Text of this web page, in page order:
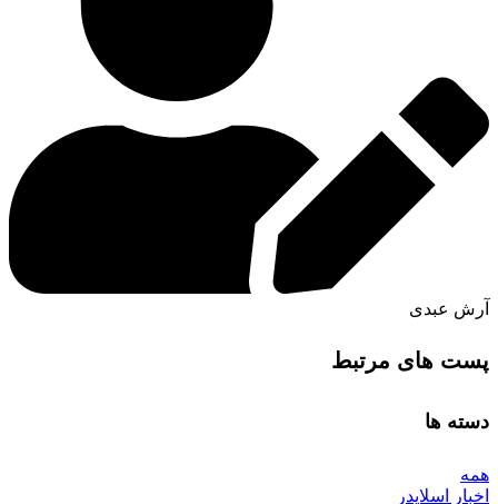
آرش عبدی
پست های مرتبط
دسته ها
همه
اخبار اسلایدر